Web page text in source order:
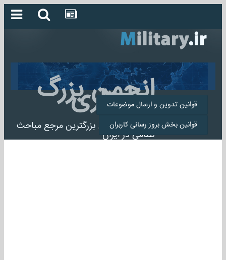
انجمن بزرگ
میلیتاری
انجمن میلیتاری بزرگترین مرجع مباحث
نظامی در ایران
قوانین تدوین و ارسال موضوعات
قوانین بخش بروز رسانی کاربران